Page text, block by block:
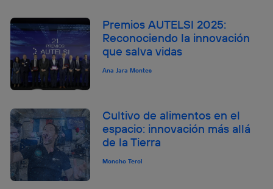
Premios AUTELSI 2025:
Reconociendo la innovación
que salva vidas
Ana Jara Montes
Cultivo de alimentos en el
espacio: innovación más allá
de la Tierra
Moncho Terol